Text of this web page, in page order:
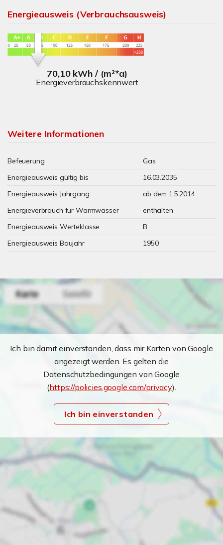
Energieausweis (Verbrauchsausweis)
70,10 kWh / (m²*a)
Energieverbrauchskennwert
Weitere Informationen
Befeuerung
Gas
Energieausweis gültig bis
16.03.2035
Energieausweis Jahrgang
ab dem 1.5.2014
Energieverbrauch für Warmwasser
enthalten
Energieausweis Werteklasse
B
Energieausweis Baujahr
1950
Ich bin damit einverstanden, dass mir Karten von Google
angezeigt werden. Es gelten die
Datenschutzbedingungen von Google
(https://policies.google.com/privacy).
Ich bin einverstanden